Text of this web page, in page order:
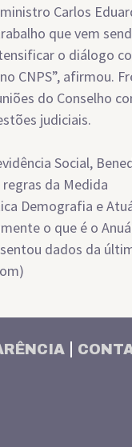
Carlos
que vem
o diálogo
CNPS”, afirmou.
do Conselho
judiciais.
Social,
da Medida
Demografia e
o que é o
dados da